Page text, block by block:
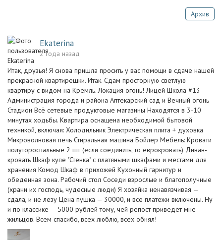
Архив
Ekaterina
2 года назад
Итак, друзья! Я снова пришла просить у вас помощи в сдаче нашей
прекрасной квартирешки. Итак. Сдам просторную светлую
квартиру с видом на Кремль. Локация огонь! Лицей Школа #13
Администрация города и района Аптекарский сад и Вечный огонь
Стадион Всё сетевые продуктовые магазины Находятся в 3-10
минутах ходьбы. Квартира оснащена необходимой бытовой
техникой, включая: Холодильник Электрическая плита + духовка
Микроволновая печь Стиральная машина Бойлер Мебель: Кровати
полутороспальные 2 шт (если соединить, то еврокровать) Диван-
кровать Шкаф купе "Стенка" с платяными шкафами и местами для
хранения Комод Шкаф в прихожей Кухонный гарнитур и
обеденная зона. Рабочий стол Соседи взрослые и благополучные
(храни их господь, чудесные люди) Я хозяйка ненавязчивая —
сдала, и не лезу Цена пушка — 30000, и все платежи включены. Ну
и по классике — 5000 рублей тому, чей репост приведёт мне
жильцов. Всем спасибо, всех люблю, всех обнял!